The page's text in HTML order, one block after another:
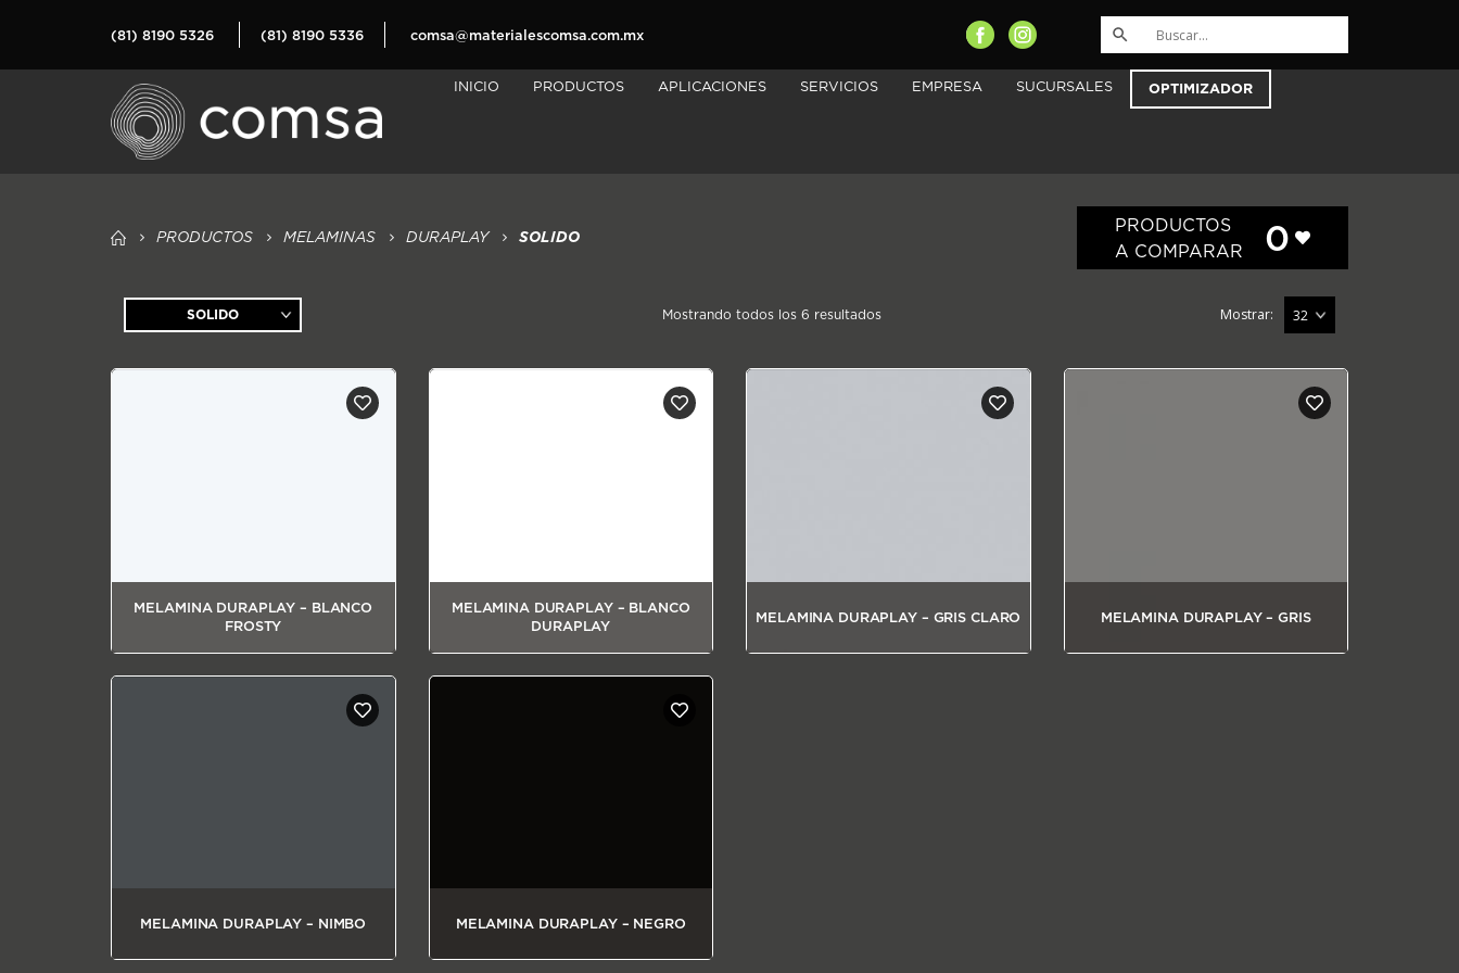
(81) 8190 5326 (81) 8190 5336 comsa@materialescomsa.com.mx
INICIO PRODUCTOS APLICACIONES SERVICIOS EMPRESA SUCURSALES OPTIMIZADOR
PRODUCTOS
A COMPARAR
0
PRODUCTOS MELAMINAS DURAPLAY SOLIDO
SOLIDO Mostrando todos los 6 resultadosSorted
price:
Mostrar:
MELAMINA DURAPLAY – BLANCO
FROSTY
MELAMINA DURAPLAY – BLANCO
DURAPLAY
MELAMINA DURAPLAY – GRIS CLARO MELAMINA DURAPLAY – GRIS
MELAMINA DURAPLAY – NIMBO MELAMINA DURAPLAY – NEGRO